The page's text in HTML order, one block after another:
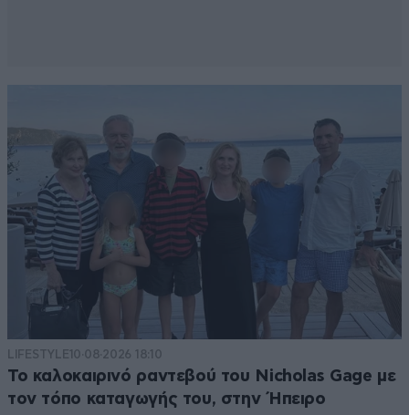
LIFESTYLE10·08·2026 18:10
Το καλοκαιρινό ραντεβού του Nicholas Gage με
τον τόπο καταγωγής του, στην Ήπειρο